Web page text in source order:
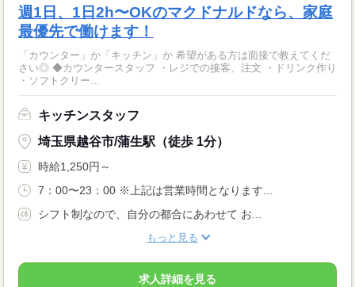
週1日、1日2h〜OKのマクドナルドなら、家庭
最優先で働けます！
「カウンター」か「キッチン」か 希望がある方は面接で教えてくだ
さい◎ ◆カウンタースタッフ ・レジでの接客、注文 ・ドリンク作り
・ソフトクリー...
キッチンスタッフ
埼玉県越谷市/蒲生駅（徒歩 1分）
時給1,250円～
7：00〜23：00 ※上記は営業時間となります...
シフト制なので、自分の都合にあわせて お...
もっと見る
求人詳細を見る